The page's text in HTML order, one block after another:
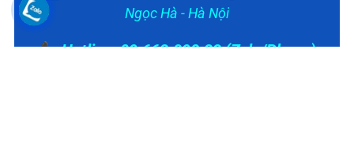
Ngọc Hà - Hà Nội
📞 Hotline: 09.663.898.33 (Zalo/Phone)